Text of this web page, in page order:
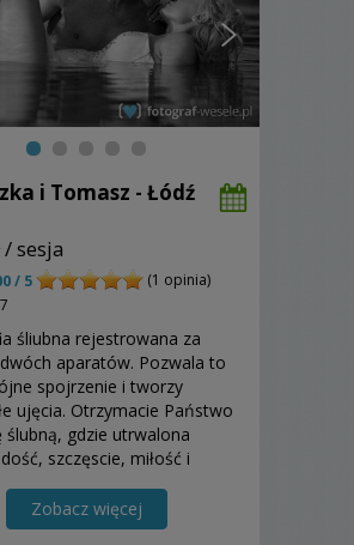
i Tomasz - Łódź
/ sesja
/ 5
(1 opinia)
śliubna rejestrowana za
aparatów. Pozwala to
spojrzenie i tworzy
ujęcia. Otrzymacie Państwo
ślubną, gdzie utrwalona
szczęscie, miłość i
Zobacz więcej